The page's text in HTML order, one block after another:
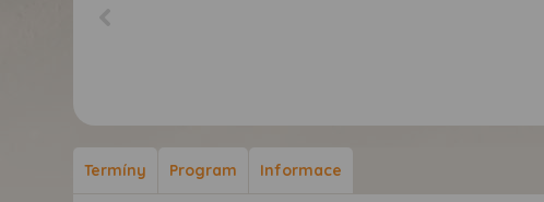
Termíny Program Informace